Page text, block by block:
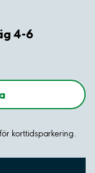
4-6
korttidsparkering.